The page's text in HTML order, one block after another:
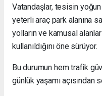
Vatandaşlar, tesisin
yeterli araç park alanına
yolların ve kamusal
kullanıldığını öne sürüyor.
Bu durumun hem trafik
günlük yaşamı